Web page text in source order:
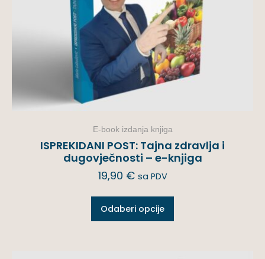
E-book izdanja knjiga
ISPREKIDANI POST: Tajna zdravlja i
dugovječnosti – e-knjiga
19,90 € sa PDV
Odaberi opcije